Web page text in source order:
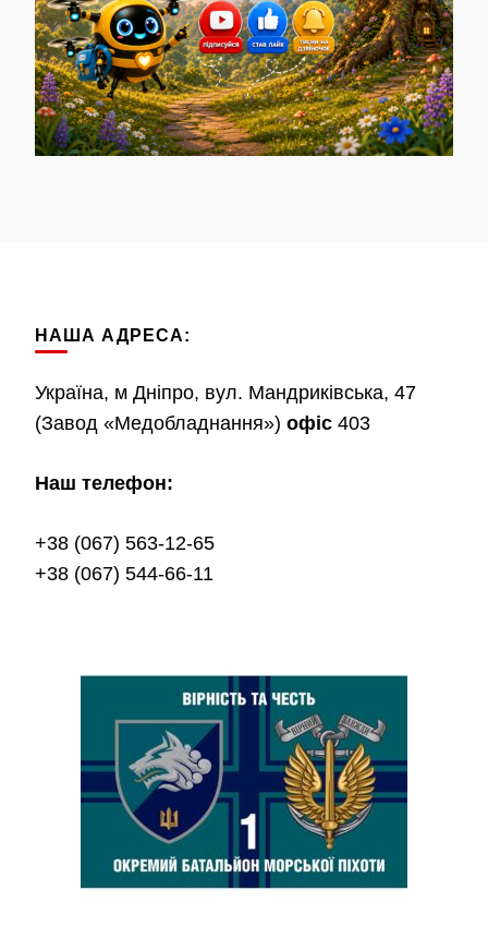
НАША АДРЕСА:
Україна, м Дніпро, вул. Мандриківська, 47
(Завод «Медобладнання») офіс 403
Наш телефон:
+38 (067) 563-12-65
+38 (067) 544-66-11